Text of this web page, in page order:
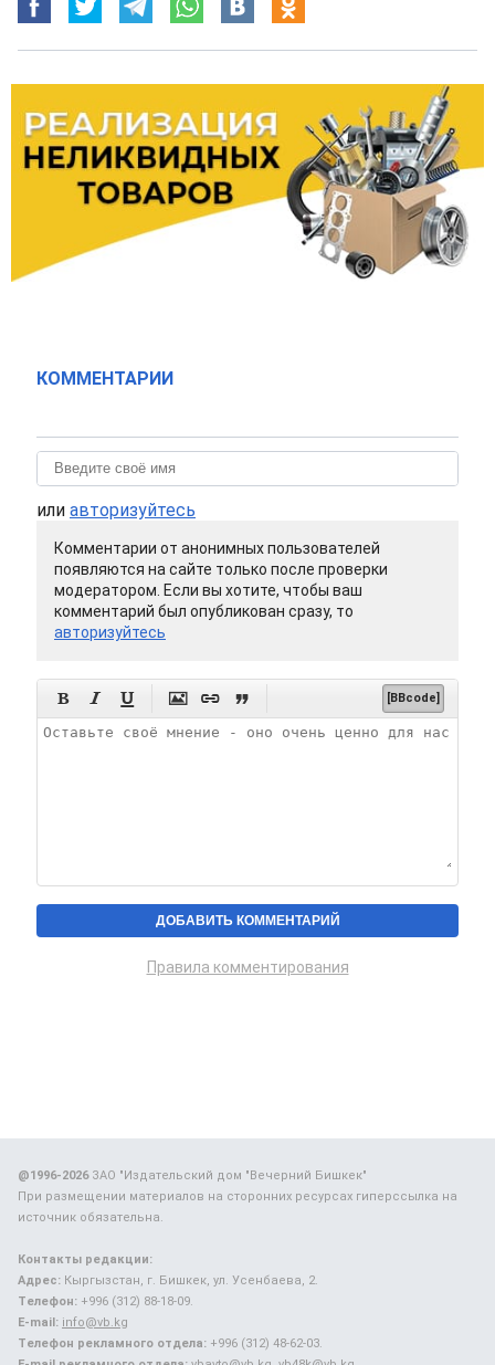
КОММЕНТАРИИ
или авторизуйтесь
Комментарии от анонимных пользователей
появляются на сайте только после проверки
модератором. Если вы хотите, чтобы ваш
комментарий был опубликован сразу, то
авторизуйтесь
      [BBcode]
Правила комментирования
@1996-2026ЗАО "Издательский дом "Вечерний Бишкек"
При размещении материалов на сторонних ресурсах гиперссылка на
источник обязательна.
Контакты редакции:
Адрес: Кыргызстан, г. Бишкек, ул. Усенбаева, 2.
Телефон: +996 (312) 88-18-09.
E-mail: info@vb.kg
Телефон рекламного отдела: +996 (312) 48-62-03.